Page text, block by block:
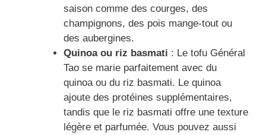
saison comme des courges, des
champignons, des pois mange-tout ou
des aubergines.
Quinoa ou riz basmati : Le tofu Général
Tao se marie parfaitement avec du
quinoa ou du riz basmati. Le quinoa
ajoute des protéines supplémentaires,
tandis que le riz basmati offre une texture
légère et parfumée. Vous pouvez aussi